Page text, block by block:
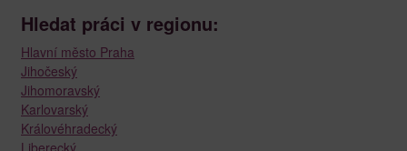
Hledat práci v regionu:
Hlavní město Praha
Jihočeský
Jihomoravský
Karlovarský
Královéhradecký
Liberecký